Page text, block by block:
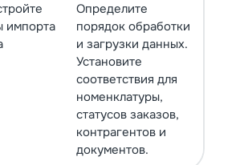
импорта
Определите
порядок обработки
и загрузки данных.
Установите
соответствия для
номенклатуры,
статусов заказов,
контрагентов и
документов.